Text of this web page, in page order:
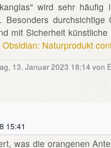
wird sehr häufig
Besonders
mit Sicherheit
Obsidian: Naturprodukt
13. Januar 2023 18:14 von
15:41
was die orangenen